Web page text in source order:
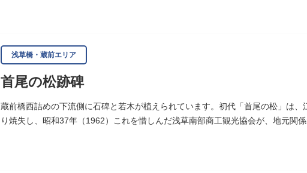
浅草橋・蔵前エリア
首尾の松跡碑
蔵前橋西詰めの下流側に石碑と若木が植えられています。初代「首尾の松」は
り焼失し、昭和37年（1962）これを惜しんだ浅草南部商工観光協会が、地元関